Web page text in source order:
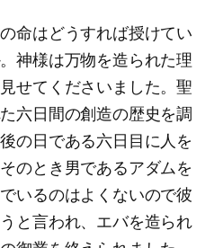
命はどうすれば授けてい
神様は万物を造られた理
せてくださいました。聖
六日間の創造の歴史を調
の日である六日目に人を
のとき男であるアダムを
いるのはよくないので彼
と言われ、エバを造られ